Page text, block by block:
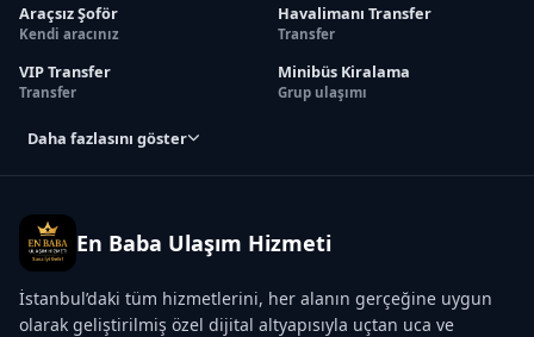
Araçsız Şoför
Kendi aracınız
Havalimanı Transfer
Transfer
VIP Transfer
Transfer
Minibüs Kiralama
Grup ulaşımı
Daha fazlasını göster
En Baba Ulaşım Hizmeti
İstanbul’daki tüm hizmetlerini, her alanın gerçeğine uygun
olarak geliştirilmiş özel dijital altyapısıyla uçtan uca ve